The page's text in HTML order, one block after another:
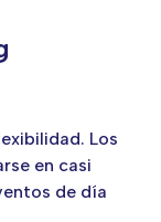
Los
en casi
de día